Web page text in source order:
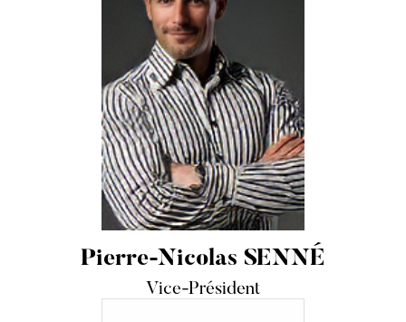
Pierre-Nicolas SENNÉ
Vice-Président